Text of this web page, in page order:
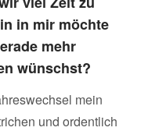
in mir möchte
mehr
wünschst?
mein
und ordentlich